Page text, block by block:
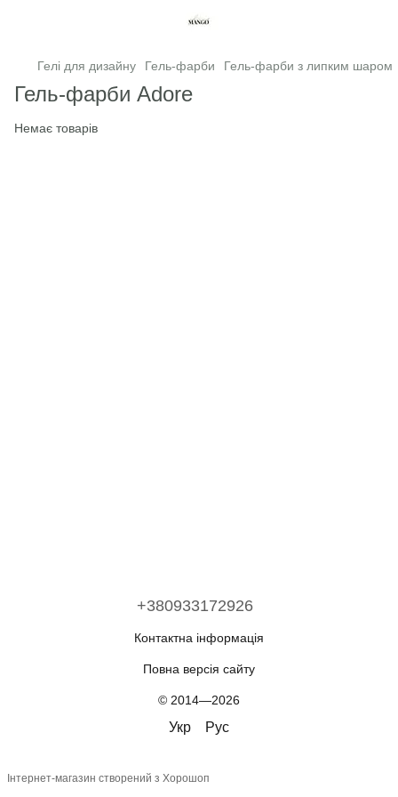
Гелі для дизайну Гель-фарби Гель-фарби з липким шаром
Гель-фарби Adore
Немає товарів
+380933172926
Контактна інформація
Повна версія сайту
© 2014—2026
Укр Рус
Інтернет-магазин створений з Хорошоп